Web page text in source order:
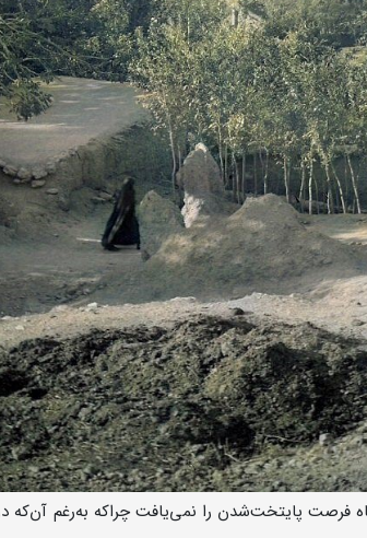
فرصت پایتخت‌شدن را نمی‌یافت چراکه به‌رغم آن‌که